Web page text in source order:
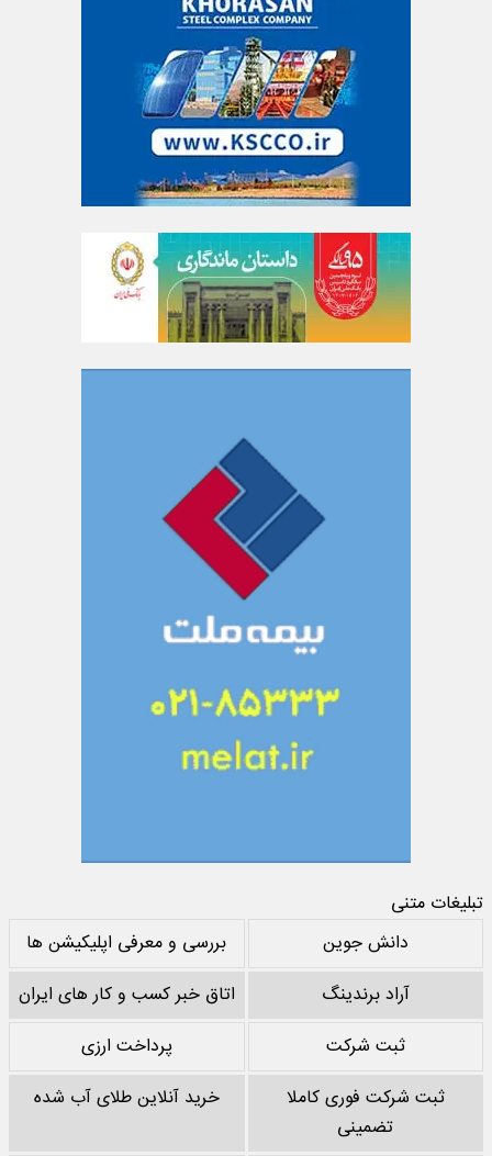
تبلیغات متنی
دانش جوین
بررسی و معرفی اپلیکیشن ها
آراد برندینگ
اتاق خبر کسب و کار های ایران
ثبت شرکت
پرداخت ارزی
ثبت شرکت فوری کاملا
تضمینی
خرید آنلاین طلای آب شده